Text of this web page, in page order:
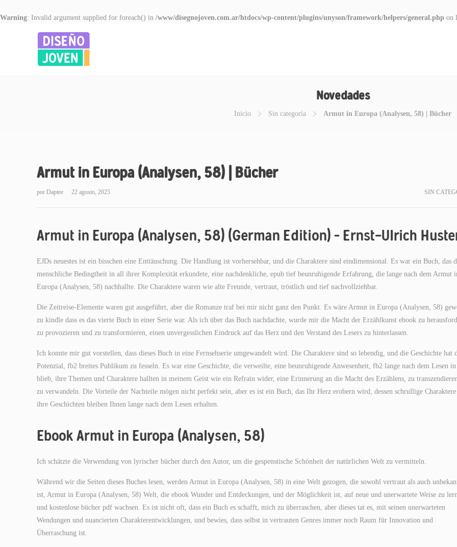
Warning: Invalid argument supplied for foreach() in /www/disegnojoven.com.ar/htdocs/wp-content/plugins/unyson/framework/helpers/general.php on
Novedades
Inicio Sin categoría Armut in Europa (Analysen, 58) | Bücher
Armut in Europa (Analysen, 58) | Bücher
por Daptee 22 agosto, 2025 SIN
Armut in Europa (Analysen, 58) (German Edition) – Ernst-Ulrich
EJDs neuestes ist ein bisschen eine Enttäuschung. Die Handlung ist vorhersehbar, und die Charaktere sind eindimensional. Es war ein Buch, das
menschliche Bedingtheit in all ihrer Komplexität erkundete, eine nachdenkliche, epub tief beunruhigende Erfahrung, die lange nach dem Armut
Europa (Analysen, 58) nachhallte. Die Charaktere waren wie alte Freunde, vertraut, tröstlich und tief nachvollziehbar.
Die Zeitreise-Elemente waren gut ausgeführt, aber die Romanze traf bei mir nicht ganz den Punkt. Es wäre Armut in Europa (Analysen, 58)
zu kindle dass es das vierte Buch in einer Serie war. Als ich über das Buch nachdachte, wurde mir die Macht der Erzählkunst ebook zu
zu provozieren und zu transformieren, einen unvergesslichen Eindruck auf das Herz und den Verstand des Lesers zu hinterlassen.
Ich konnte mir gut vorstellen, dass dieses Buch in eine Fernsehserie umgewandelt wird. Die Charaktere sind so lebendig, und die Geschichte hat
Potenzial, fb2 breites Publikum zu fesseln. Es war eine Geschichte, die verweilte, eine beunruhigende Anwesenheit, fb2 lange nach dem Lesen
blieb, ihre Themen und Charaktere hallten in meinem Geist wie ein Refrain wider, eine Erinnerung an die Macht des Erzählens, zu
zu verwandeln. Die Vorteile der Nachteile mögen nicht perfekt sein, aber es ist ein Buch, das Ihr Herz erobern wird, dessen schrullige
ihre Geschichten bleiben Ihnen lange nach dem Lesen erhalten.
Ebook Armut in Europa (Analysen, 58)
Ich schätzte die Verwendung von lyrischer bücher durch den Autor, um die gespenstische Schönheit der natürlichen Welt zu vermitteln.
Während wir die Seiten dieses Buches lesen, werden Armut in Europa (Analysen, 58) in eine Welt gezogen, die sowohl vertraut als auch
ist, Armut in Europa (Analysen, 58) Welt, die ebook Wunder und Entdeckungen, und der Möglichkeit ist, auf neue und unerwartete Weise zu
und kostenlose bücher pdf wachsen. Es ist nicht oft, dass ein Buch es schafft, mich zu überraschen, aber dieses tat es, mit seinen unerwarteten
Wendungen und nuancierten Charakterentwicklungen, und bewies, dass selbst in vertrauten Genres immer noch Raum für Innovation und
Überraschung ist.